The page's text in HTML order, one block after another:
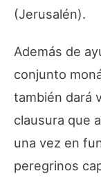
(Jerusalén).
Además de
conjunto
también dará
clausura que
una vez en
peregrinos